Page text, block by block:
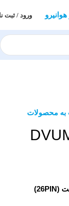
ورود / ثبت
به محصولات